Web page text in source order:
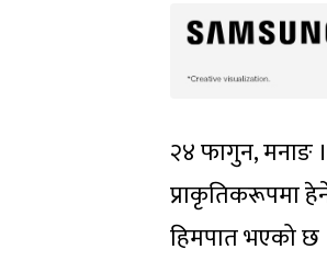
२४ फागुन, मनाङ
प्राकृतिकरूपमा
हिमपात भएको छ